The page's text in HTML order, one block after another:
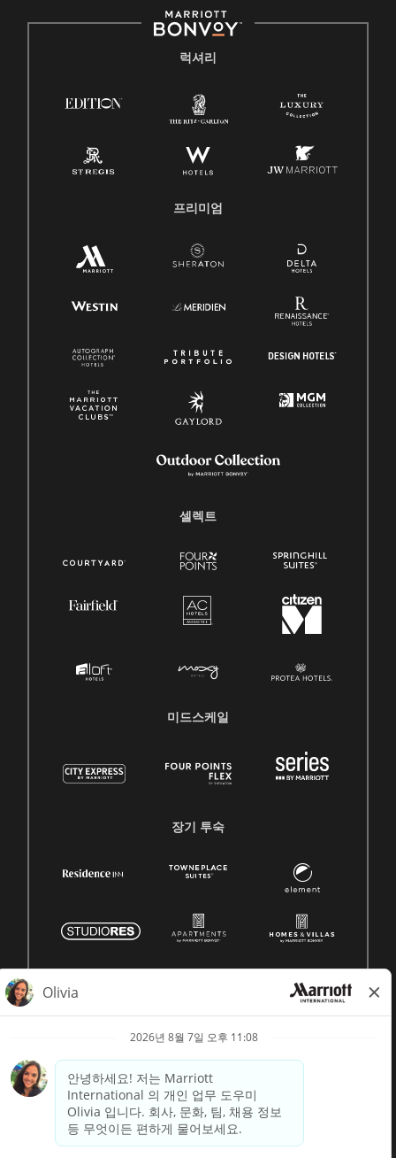
럭셔리
프리미엄
셀렉트
미드스케일
장기 투숙